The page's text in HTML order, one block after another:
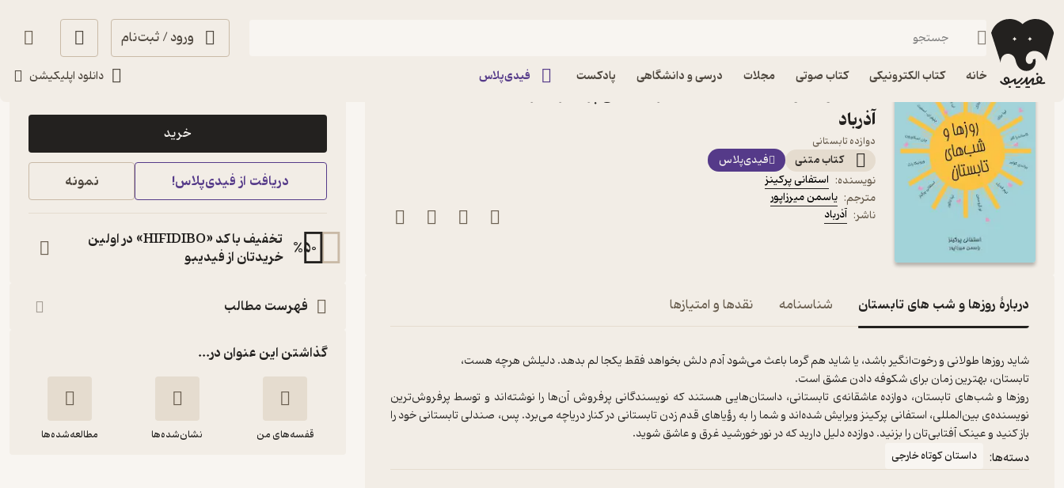
ورود / ثبت‌نام
خانه کتاب الکترونیکی کتاب صوتی مجلات درسی و دانشگاهی پادکست فیدی‌پلاس دانلود اپلیکیشن
فیدیبو کتاب الکترونیکی
آذرباد
دوازده تابستانی
کتاب متنی
فیدی‌پلاس
نویسنده: استفانی پرکینز
مترجم: یاسمن میرزاپور
ناشر: آذرباد
دربارۀ روزها و شب های تابستان شناسنامه نقدها و امتیازها
روزها و شب‌های تابستان، دوازده عاشقانه‌ی تابستانی، داستان‌هایی هستند که نویسندگانی پرفروش آن‌ها را نوشته‌اند و توسط پرفروش‌ترین
نویسنده‌ی بین‌المللی، استفانی پرکینز ویرایش شده‌اند و شما را به رؤیاهای قدم زدن تابستانی در کنار دریاچه می‌برد. پس، صندلی تابستانی خود را
باز کنید و عینک آفتابی‌تان را بزنید. دوازده دلیل دارید که در نور خورشید غرق و عاشق شوید.
دسته‌ها: داستان کوتاه خارجی
89,700
خرید
دریافت از فیدی‌پلاس! نمونه
%50
تخفیف با کد «HIFIDIBO» در اولین
خریدتان از فیدیبو
فهرست مطالب
گذاشتن این عنوان در...
قفسه‌های من نشان‌شده‌ها مطالعه‌شده‌ها